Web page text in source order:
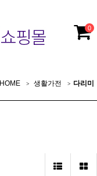
0
HOME 생활가전 다리미